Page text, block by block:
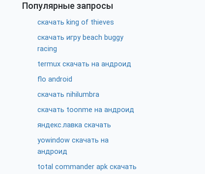
Популярные запросы
скачать king of thieves
скачать игру beach buggy
racing
termux скачать на андроид
flo android
скачать nihilumbra
скачать toonme на андроид
яндекс.лавка скачать
yowindow скачать на
андроид
total commander apk скачать